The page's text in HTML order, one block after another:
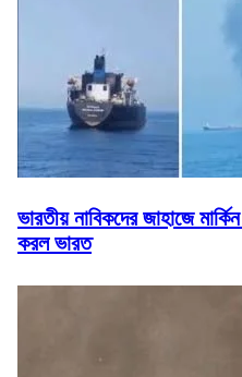
ভারতীয় নাবিকদের জাহাজে
করল ভারত